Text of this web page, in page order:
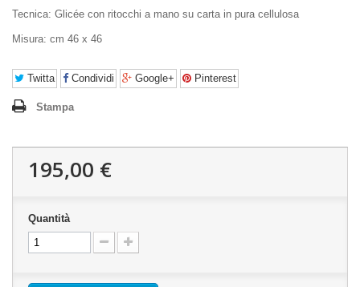
Tecnica: Glicée con ritocchi a mano su carta in pura cellulosa
Misura: cm 46 x 46
Twitta Condividi Google+ Pinterest
Stampa
195,00 €
Quantità